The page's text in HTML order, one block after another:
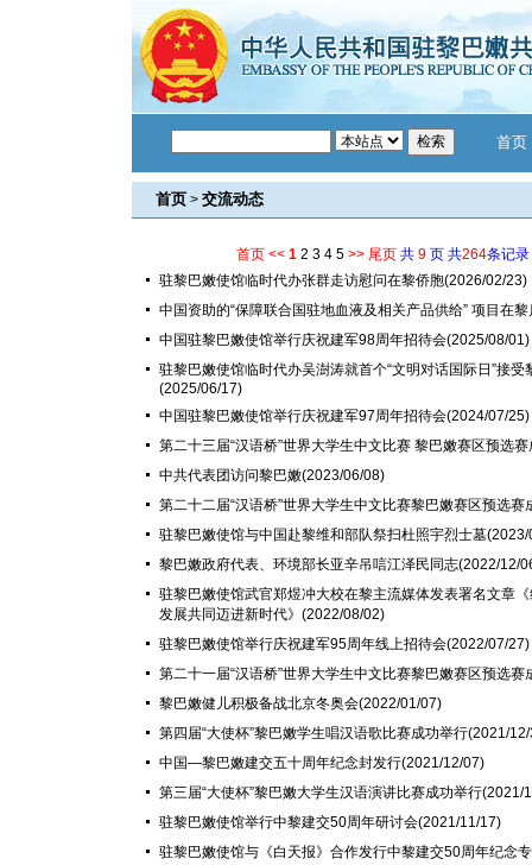
首页
首页 > 交流动态
首页 << 1 2 3 4 5 >> 尾页 共 9页 共264条记录
驻黎巴嫩使馆临时代办张群走访慰问在黎侨胞(2026/02/23)
中国资助的“保障联合国驻地血液及相关产品供给” 项目在黎
中国驻黎巴嫩使馆举行庆祝建军98周年招待会(2025/08/01)
驻黎巴嫩使馆临时代办吴澍涛就首个“文明对话国际日”接
(2025/06/17)
中国驻黎巴嫩使馆举行庆祝建军97周年招待会(2024/07/25)
第二十三届“汉语桥”世界大学生中文比赛 黎巴嫩赛区预选
中共代表团访问黎巴嫩(2023/06/08)
第二十二届“汉语桥”世界大学生中文比赛黎巴嫩赛区预选赛
驻黎巴嫩使馆与中国赴黎维和部队祭扫杜照宇烈士墓(2023/
黎巴嫩政府代表、环境部长亚辛吊唁江泽民同志(2022/12/
驻黎巴嫩使馆武官郑煜冲大校在黎主流媒体发表署名文章
发展共同迈进新时代》 (2022/08/02)
驻黎巴嫩使馆举行庆祝建军95周年线上招待会(2022/07/27)
第二十一届“汉语桥”世界大学生中文比赛黎巴嫩赛区预选赛
黎巴嫩健儿积极备战北京冬奥会(2022/01/07)
第四届“大使杯”黎巴嫩学生唱汉语歌比赛成功举行(2021/
中国—黎巴嫩建交五十周年纪念封发行(2021/12/07)
第三届“大使杯”黎巴嫩大学生汉语演讲比赛成功举行(2021/
驻黎巴嫩使馆举行中黎建交50周年研讨会(2021/11/17)
驻黎巴嫩使馆与《白天报》合作发行中黎建交50周年纪念